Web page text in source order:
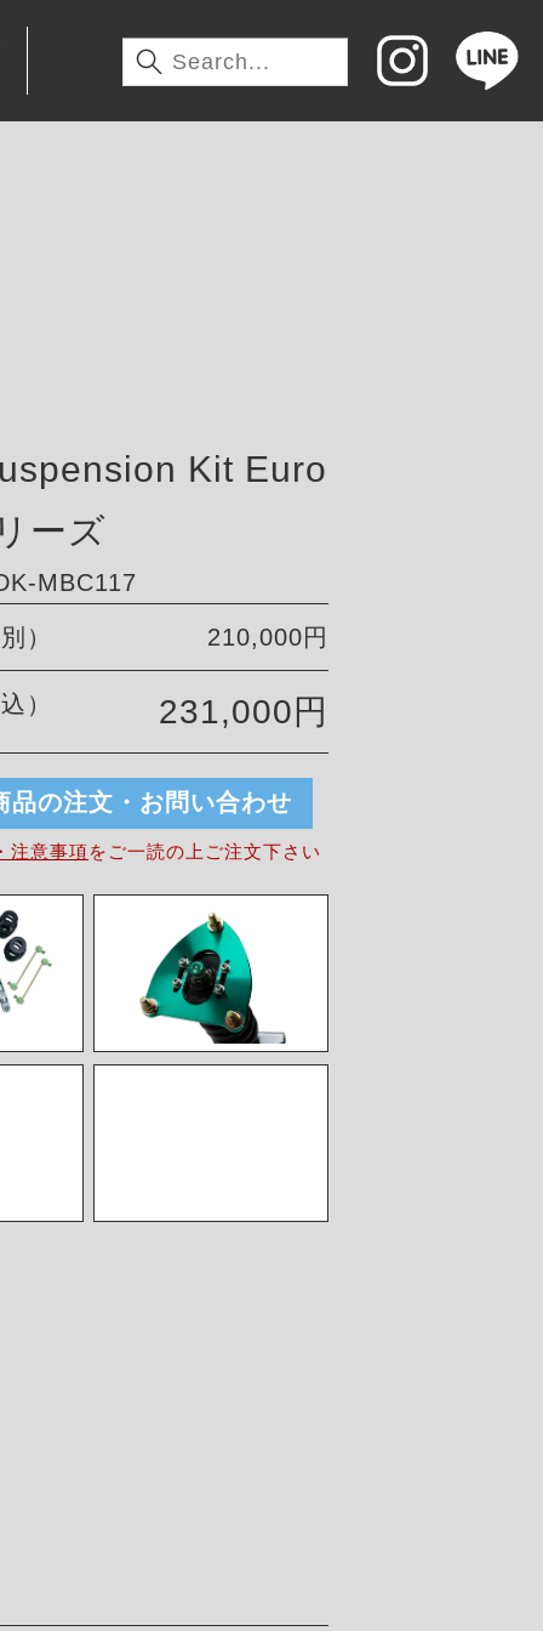
Kit Euro
ーズ
MBC117
） 210,000円
） 231,000円
品の注文・お問い合わせ
注意事項を ご一読の上ご注文下さい